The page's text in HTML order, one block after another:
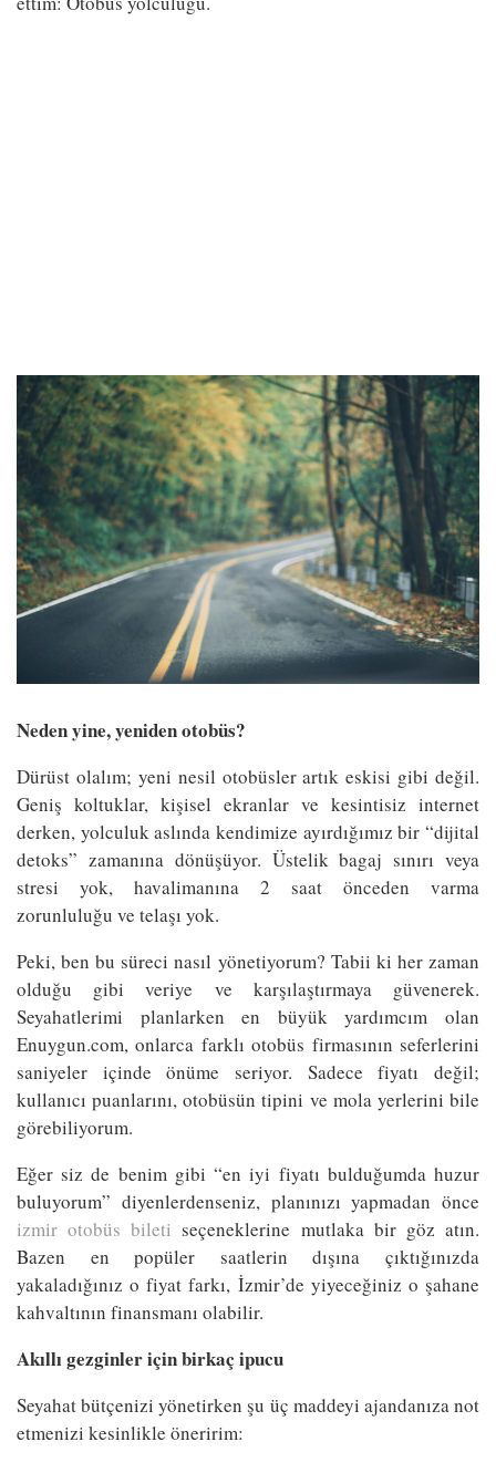
Neden yine, yeniden otobüs?
Dürüst olalım; yeni nesil otobüsler artık eskisi gibi değil.
Geniş koltuklar, kişisel ekranlar ve kesintisiz internet
derken, yolculuk aslında kendimize ayırdığımız bir “dijital
detoks” zamanına dönüşüyor. Üstelik bagaj sınırı veya
stresi yok, havalimanına 2 saat önceden varma
zorunluluğu ve telaşı yok.
Peki, ben bu süreci nasıl yönetiyorum? Tabii ki her zaman
olduğu gibi veriye ve karşılaştırmaya güvenerek.
Seyahatlerimi planlarken en büyük yardımcım olan
Enuygun.com, onlarca farklı otobüs firmasının seferlerini
saniyeler içinde önüme seriyor. Sadece fiyatı değil;
kullanıcı puanlarını, otobüsün tipini ve mola yerlerini bile
görebiliyorum.
Eğer siz de benim gibi “en iyi fiyatı bulduğumda huzur
buluyorum” diyenlerdenseniz, planınızı yapmadan önce
izmir otobüs bileti seçeneklerine mutlaka bir göz atın.
Bazen en popüler saatlerin dışına çıktığınızda
yakaladığınız o fiyat farkı, İzmir’de yiyeceğiniz o şahane
kahvaltının finansmanı olabilir.
Akıllı gezginler için birkaç ipucu
Seyahat bütçenizi yönetirken şu üç maddeyi ajandanıza not
etmenizi kesinlikle öneririm: